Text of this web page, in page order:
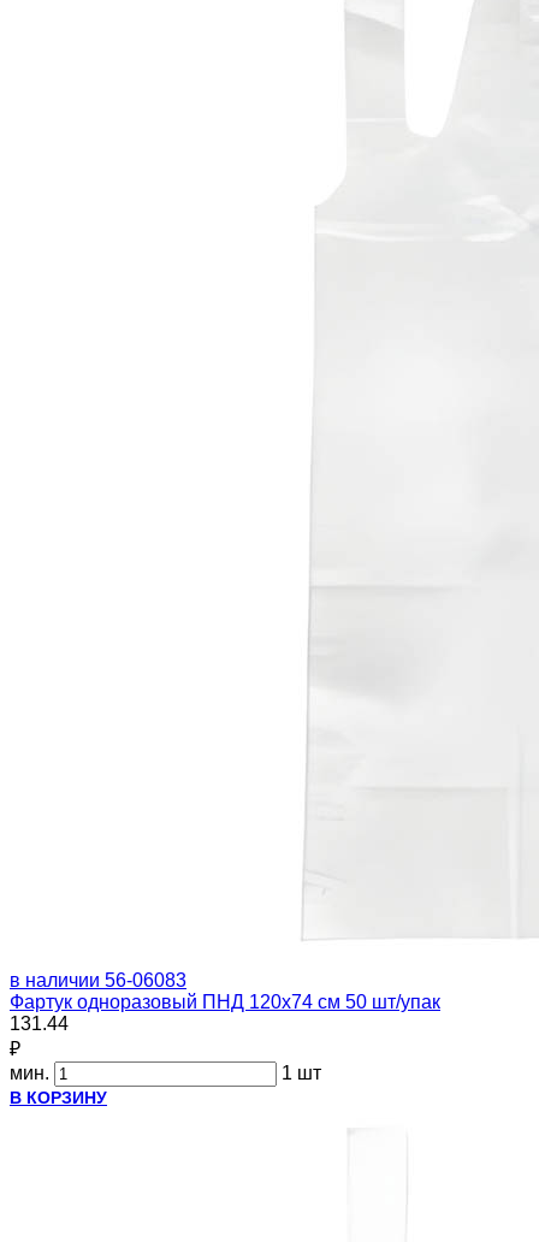
в наличии 56-06083
Фартук одноразовый ПНД 120х74 см 50 шт/упак
131.44
₽
мин.
1 шт
В КОРЗИНУ